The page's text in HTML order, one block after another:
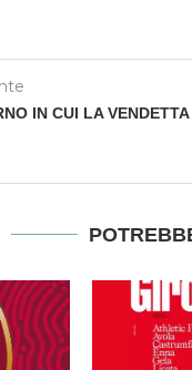
IN CUI LA VENDETTA